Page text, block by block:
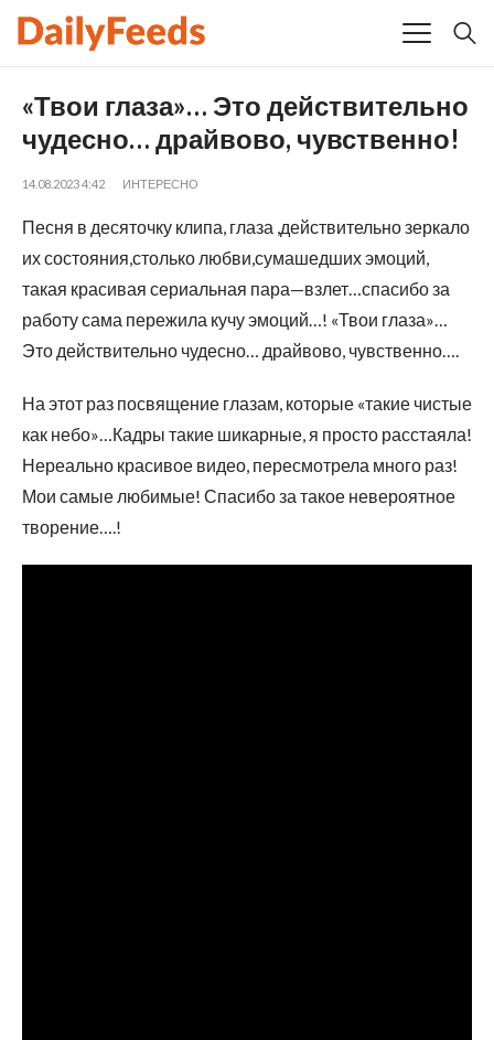
«Твои глаза»… Это действительно
чудесно… драйвово, чувственно!
14.08.2023 4:42 ИНТЕРЕСНО
Песня в десяточку клипа, глаза ,действительно зеркало
их состояния,столько любви,сумашедших эмоций,
такая красивая сериальная пара—взлет…спасибо за
работу сама пережила кучу эмоций…! «Твои глаза»…
Это действительно чудесно… драйвово, чувственно….
На этот раз посвящение глазам, которые «такие чистые
как небо»…Кадры такие шикарные, я просто расстаяла!
Нереально красивое видео, пересмотрела много раз!
Мои самые любимые! Спасибо за такое невероятное
творение….!